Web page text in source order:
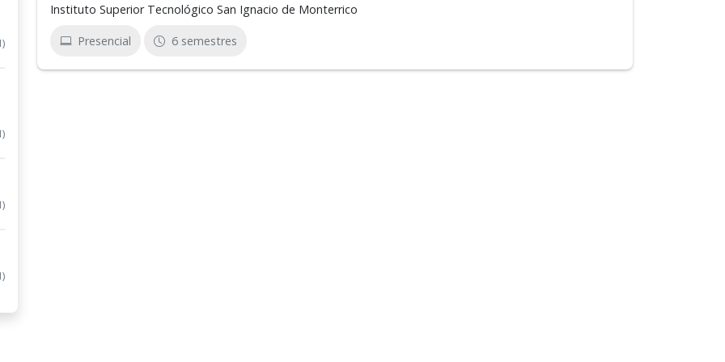
Instituto Superior Tecnológico San Ignacio de Monterrico
Presencial 6 semestres